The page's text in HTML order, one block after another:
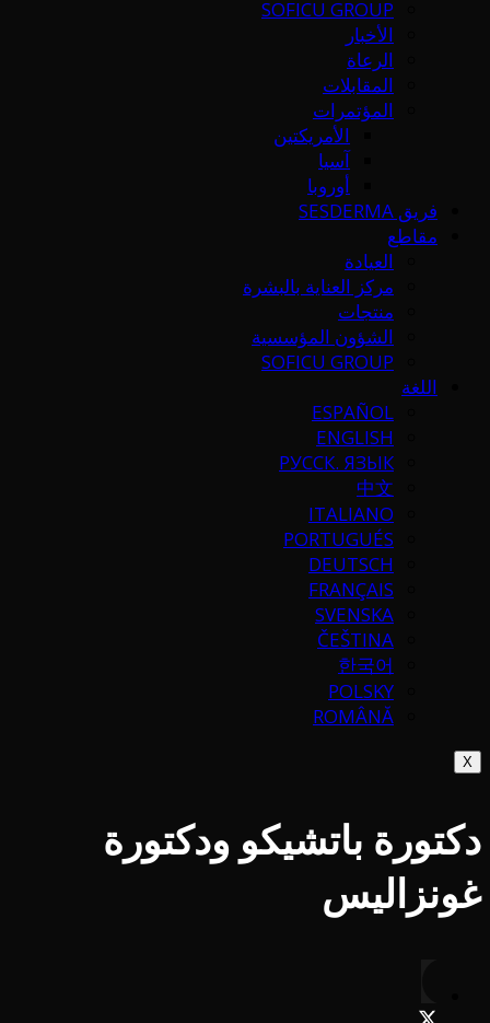
SOFICU GROUP
الأخبار
الرعاة
المقابلات
المؤتمرات
الأمريكتين
آسيا
أوروبا
فريق SESDERMA
مقاطع
العيادة
مركز العناية بالبشرة
منتجات
الشؤون المؤسسية
SOFICU GROUP
اللغة
ESPAÑOL
ENGLISH
РУССК. ЯЗЫК
中文
ITALIANO
PORTUGUÉS
DEUTSCH
FRANÇAIS
SVENSKA
ČEŠTINA
한국어
POLSKY
ROMÂNĂ
X
دكتورة باتشيكو ودكتورة
غونزاليس